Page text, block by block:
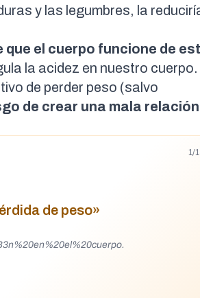
y las legumbres, la
que el cuerpo funcione de
la acidez en nuestro cuerpo
de perder peso (salvo
de crear una mala
1/
de peso»